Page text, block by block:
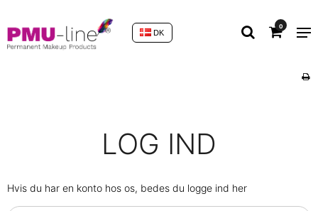
0
DK
LOG IND
Hvis du har en konto hos os, bedes du logge ind her